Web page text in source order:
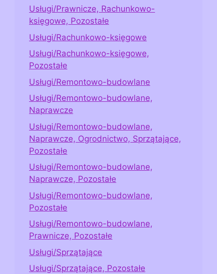
Usługi/Prawnicze, Rachunkowo-
księgowe, Pozostałe
Usługi/Rachunkowo-księgowe
Usługi/Rachunkowo-księgowe,
Pozostałe
Usługi/Remontowo-budowlane
Usługi/Remontowo-budowlane,
Naprawcze
Usługi/Remontowo-budowlane,
Naprawcze, Ogrodnictwo, Sprzątające,
Pozostałe
Usługi/Remontowo-budowlane,
Naprawcze, Pozostałe
Usługi/Remontowo-budowlane,
Pozostałe
Usługi/Remontowo-budowlane,
Prawnicze, Pozostałe
Usługi/Sprzątające
Usługi/Sprzątające, Pozostałe